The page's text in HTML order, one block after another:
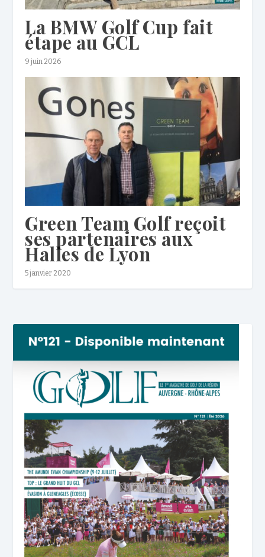
La BMW Golf Cup fait
étape au GCL
9 juin 2026
Green Team Golf reçoit
ses partenaires aux
Halles de Lyon
5 janvier 2020